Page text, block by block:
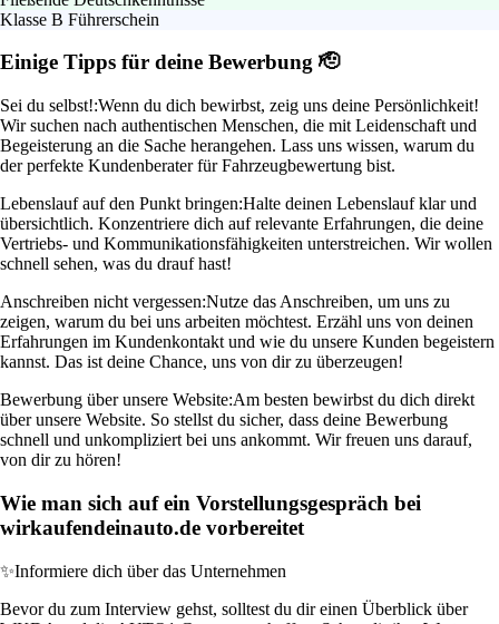
Klasse B Führerschein
Einige Tipps für deine Bewerbung 🫡
Sei du selbst!:Wenn du dich bewirbst, zeig uns deine Persönlichkeit!
Wir suchen nach authentischen Menschen, die mit Leidenschaft und
Begeisterung an die Sache herangehen. Lass uns wissen, warum du
der perfekte Kundenberater für Fahrzeugbewertung bist.
Lebenslauf auf den Punkt bringen:Halte deinen Lebenslauf klar und
übersichtlich. Konzentriere dich auf relevante Erfahrungen, die deine
Vertriebs- und Kommunikationsfähigkeiten unterstreichen. Wir wollen
schnell sehen, was du drauf hast!
Anschreiben nicht vergessen:Nutze das Anschreiben, um uns zu
zeigen, warum du bei uns arbeiten möchtest. Erzähl uns von deinen
Erfahrungen im Kundenkontakt und wie du unsere Kunden begeistern
kannst. Das ist deine Chance, uns von dir zu überzeugen!
Bewerbung über unsere Website:Am besten bewirbst du dich direkt
über unsere Website. So stellst du sicher, dass deine Bewerbung
schnell und unkompliziert bei uns ankommt. Wir freuen uns darauf,
von dir zu hören!
Wie man sich auf ein Vorstellungsgespräch bei
wirkaufendeinauto.de vorbereitet
✨Informiere dich über das Unternehmen
Bevor du zum Interview gehst, solltest du dir einen Überblick über